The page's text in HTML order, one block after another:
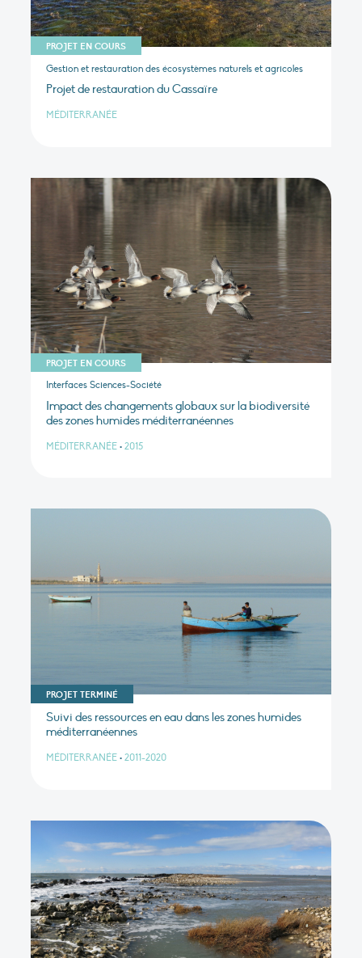
PROJET EN COURS
Gestion et restauration des écosystèmes naturels et agricoles
Projet de restauration du Cassaïre
MÉDITERRANÉE
PROJET EN COURS
Interfaces Sciences-Société
Impact des changements globaux sur la biodiversité
des zones humides méditerranéennes
MÉDITERRANÉE • 2015
PROJET TERMINÉ
Suivi des ressources en eau dans les zones humides
méditerranéennes
MÉDITERRANÉE • 2011-2020